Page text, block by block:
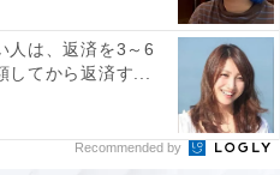
人は、返済を3～6
してから返済す...
Recommended by